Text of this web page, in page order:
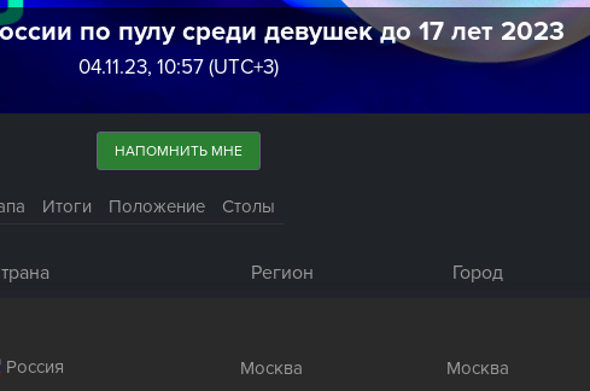
по пулу среди девушек до 17 лет 2023
04.11.23, 10:57 (UTC+3)
НАПОМНИТЬ МНЕ
Итоги Положение Столы
Регион Город
Россия Москва Москва